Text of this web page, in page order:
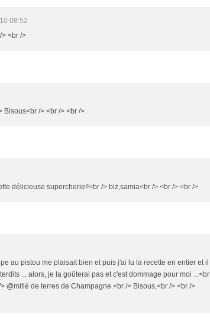
08:52
<br />
Bisous<br /> <br /> <br />
délicieuse supercherie!!<br /> biz,samia<br /> <br /> <br />
au pistou me plaisait bien et puis j'ai lu la recette en entier et il
... alors, je la goûterai pas et c'est dommage pour moi ...<br
@mitié de terres de Champagne.<br /> Bisous,<br /> <br />